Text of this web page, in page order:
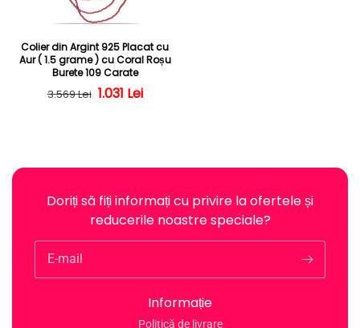
Colier din Argint 925 Placat cu
Aur ( 1.5 grame ) cu Coral Roșu
Burete 109 Carate
Preț obișnuit
3.569 Lei Preț redus
1.031 Lei
Informație
Politică de livrare
Doriți să fiți informați cu privire la ofertele și
reducerile noastre speciale?
E-mail